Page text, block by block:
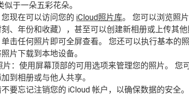
似于一朵五彩花朵。
现在可以访问您的 iCloud照片库。 您可以浏览照
、年份和收藏），甚至可以创建新相册或上传其他
击任何照片即可全屏查看。 您还可以执行基本的
片下载到本地设备。
片：使用屏幕顶部的可用选项来管理您的照片。 您
到相册或与他人共享。
要忘记注销您的 iCloud 帐户，以确保数据的安全